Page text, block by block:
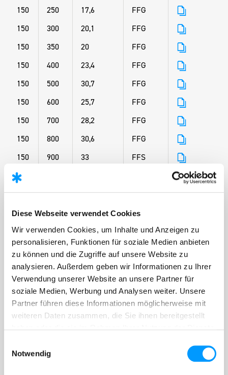
Diese Webseite verwendet Cookies
Wir verwenden Cookies, um Inhalte und Anzeigen zu
personalisieren, Funktionen für soziale Medien anbieten
zu können und die Zugriffe auf unsere Website zu
analysieren. Außerdem geben wir Informationen zu Ihrer
Verwendung unserer Website an unsere Partner für
soziale Medien, Werbung und Analysen weiter. Unsere
Partner führen diese Informationen möglicherweise mit
weiteren Daten zusammen, die Sie ihnen bereitgestellt
Notwendig
150
250 17,6
FFG
150
300 20,1
FFG
150
350 20
FFG
150
400 23,4
FFG
150
500 30,7
FFG
150
600 25,7
FFG
150
700 28,2
FFG
150
800 30,6
FFG
150
900 33
FFS
150
150
1500 47
FFS
150
2000 59
FFS
200
100 17,1
FFG
200
18,8
200
200 20,5
FFG
200
250 23,6
FFG
200
300 25,6
FFG
200
500